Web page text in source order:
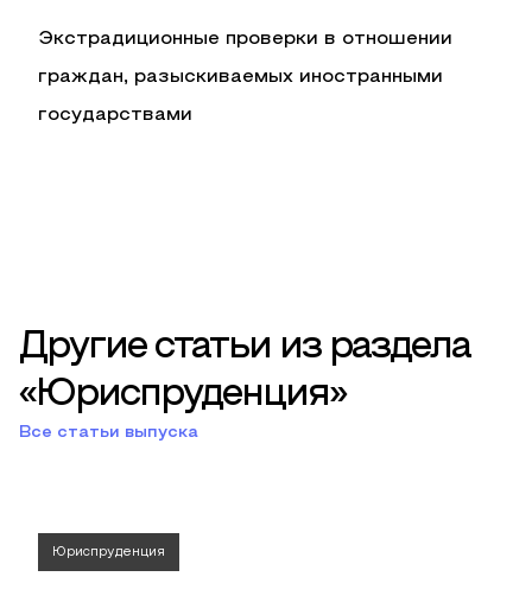
Экстрадиционные проверки в отношении
граждан, разыскиваемых иностранными
государствами
Другие статьи из раздела
«Юриспруденция»
Все статьи выпуска
Юриспруденция